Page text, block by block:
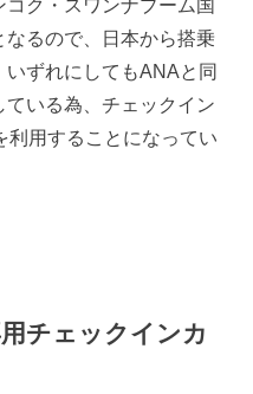
ク・スワンナプーム国
るので、日本から搭乗
ずれにしてもANAと同
いる為、チェックイン
利用することになってい
チェックインカ